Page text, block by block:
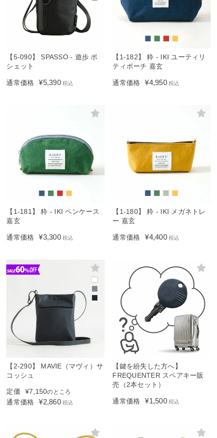
【5-090】 SPASSO - 遊歩 ポ
シェット
通常価格 ¥5,390 税込
【1-182】 粋 - IKI ユーティリ
ティポーチ 嘉玄
通常価格 ¥4,950 税込
【1-181】 粋 - IKI ペンケース
嘉玄
通常価格 ¥3,300 税込
【1-180】 粋 - IKI メガネトレ
ー 嘉玄
通常価格 ¥4,400 税込
【2-290】 MAVIE（マヴィ）サ
コッシュ
定価 ¥7,150のところ
通常価格 ¥2,860 税込
【鍵を紛失した方へ】
FREQUENTER スペアキー販
売（2本セット）
通常価格 ¥1,500 税込